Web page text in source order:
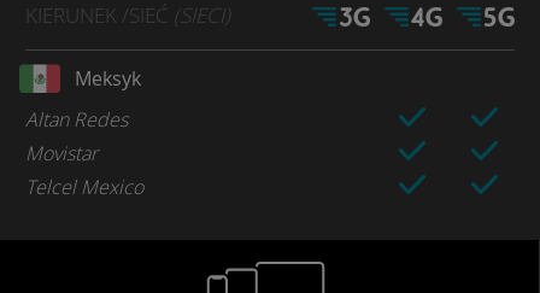
KIERUNEK /SIEĆ (SIECI)
Meksyk
Altan Redes
Movistar
Telcel Mexico